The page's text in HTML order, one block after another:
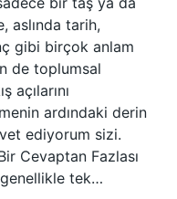
aslında tarih,
gibi birçok anlam
de toplumsal
açılarını
ardındaki derin
ediyorum sizi.
Cevaptan Fazlası
tek…